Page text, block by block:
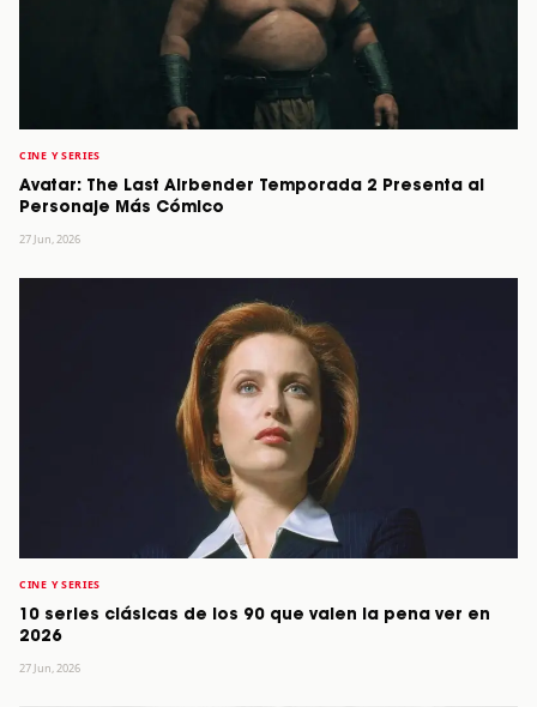
CINE Y SERIES
Avatar: The Last Airbender Temporada 2 Presenta al
Personaje Más Cómico
27 Jun, 2026
CINE Y SERIES
10 series clásicas de los 90 que valen la pena ver en
2026
27 Jun, 2026